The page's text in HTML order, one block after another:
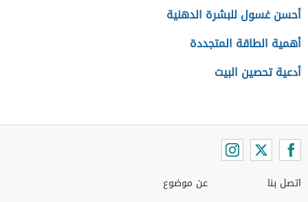
أحسن غسول للبشرة الدهنية
أهمية الطاقة المتجددة
أدعية تحصين البيت
اتصل بنا عن موضوع